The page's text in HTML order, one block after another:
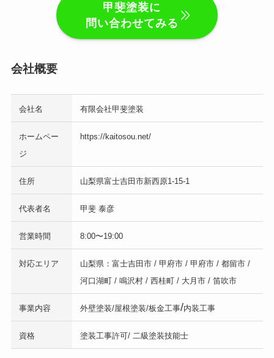
甲斐塗装に
問い合わせてみる
会社概要
会社名 有限会社甲斐塗装
ホームペー
ジ
https://kaitosou.net/
住所 山梨県富士吉田市新西原1-15-1
代表者名 甲斐 泰彦
営業時間 8:00〜19:00
対応エリア
山梨県：富士吉田市 / 甲府市 / 甲府市 / 都留市 /
河口湖町 / 鳴沢村 / 西桂町 / 大月市 / 笛吹市
事業内容 外壁塗装/屋根塗装/板金工事/内装工事
資格 塗装工事許可/ 二級塗装技能士